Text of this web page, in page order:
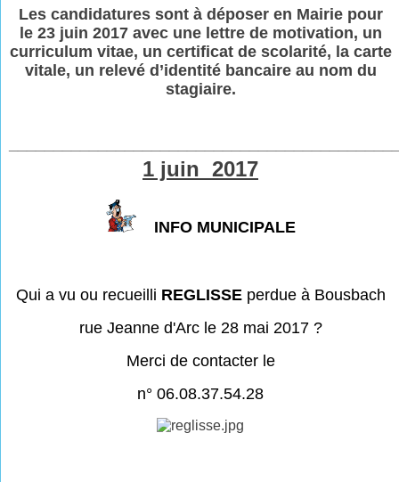
Les candidatures sont à déposer en Mairie pour
le 23 juin 2017 avec une lettre de motivation, un
curriculum vitae, un certificat de scolarité, la carte
vitale, un relevé d’identité bancaire au nom du
stagiaire.
1 juin 2017
INFO MUNICIPALE
Qui a vu ou recueilli REGLISSEperdue à Bousbach
rue Jeanne d'Arc le 28 mai 2017 ?
Merci de contacter le
n° 06.08.37.54.28